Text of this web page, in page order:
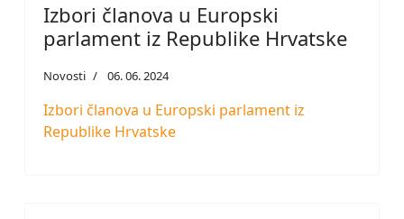
Izbori članova u Europski
parlament iz Republike Hrvatske
Novosti 06. 06. 2024
Izbori članova u Europski parlament iz
Republike Hrvatske